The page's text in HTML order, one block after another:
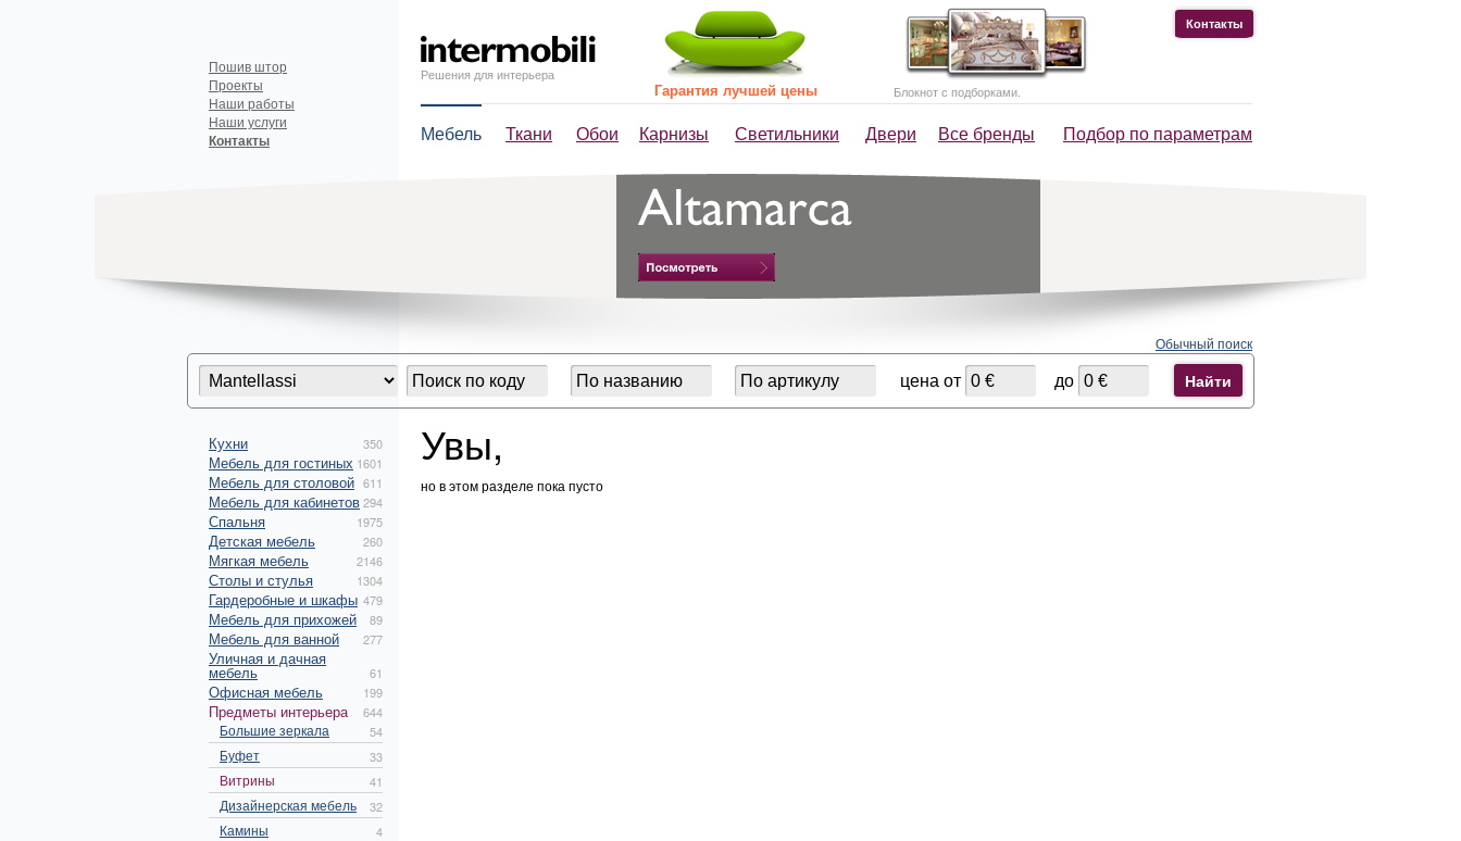
Решения для интерьера
Мебель Ткани Обои Карнизы Светильники Двери Все бренды Подбор по параметрам
Пошив штор
Проекты
Наши работы
Наши услуги
Контакты
Контакты
Гарантия лучшей цены Блокнот с подборками.
Обычный поиск
цена от до Найти
Кухни 350
Мебель для гостиных 1601
Мебель для столовой 611
Мебель для кабинетов294
Спальня 1975
Детская мебель 260
Мягкая мебель 2146
Столы и стулья 1304
Гардеробные и шкафы 479
Мебель для прихожей 89
Мебель для ванной 277
Уличная и дачная
мебель 61
Офисная мебель 199
Предметы интерьера 644
Большие зеркала 54
Буфет 33
Витрины 41
Дизайнерская мебель 32
Камины 4
Увы,
но в этом разделе пока пусто